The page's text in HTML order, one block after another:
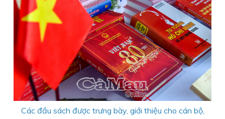
Các đầu sách được trưng bày, giới thiệu cho cán bộ,